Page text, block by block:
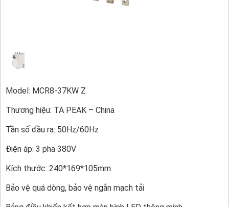
Model: MCR8-37KW Z
Thương hiệu: TA PEAK – China
Tần số đầu ra: 50Hz/60Hz
Điện áp: 3 pha 380V
Kích thước: 240*169*105mm
Bảo vệ quá dòng, bảo vệ ngắn mạch tải